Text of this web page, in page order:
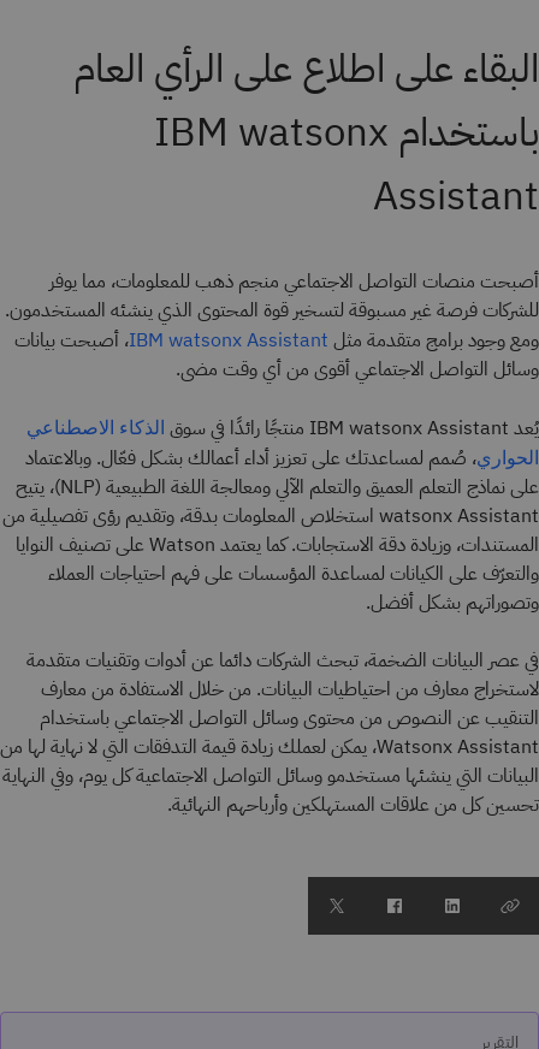
البقاء على اطلاع على الرأي العام
باستخدام IBM watsonx
Assistant
أصبحت منصات التواصل الاجتماعي منجم ذهب للمعلومات، مما يوفر
للشركات فرصة غير مسبوقة لتسخير قوة المحتوى الذي ينشئه المستخدمون.
ومع وجود برامج متقدمة مثل IBM watsonx Assistant، أصبحت بيانات
وسائل التواصل الاجتماعي أقوى من أي وقت مضى.
يُعد IBM watsonx Assistant منتجًا رائدًا في سوق
الذكاء الاصطناعي
الحواري، صُمم لمساعدتك على تعزيز أداء أعمالك بشكل فعّال. وبالاعتماد
على نماذج التعلم العميق والتعلم الآلي ومعالجة اللغة الطبيعية (NLP)، يتيح
watsonx Assistant استخلاص المعلومات بدقة، وتقديم رؤى تفصيلية من
المستندات، وزيادة دقة الاستجابات. كما يعتمد Watson على تصنيف النوايا
والتعرّف على الكيانات لمساعدة المؤسسات على فهم احتياجات العملاء
وتصوراتهم بشكل أفضل.
في عصر البيانات الضخمة، تبحث الشركات دائما عن أدوات وتقنيات متقدمة
لاستخراج معارف من احتياطيات البيانات. من خلال الاستفادة من معارف
التنقيب عن النصوص من محتوى وسائل التواصل الاجتماعي باستخدام
Watsonx Assistant، يمكن لعملك زيادة قيمة التدفقات التي لا نهاية لها من
البيانات التي ينشئها مستخدمو وسائل التواصل الاجتماعية كل يوم، وفي النهاية
تحسين كل من علاقات المستهلكين وأرباحهم النهائية.
التقرير